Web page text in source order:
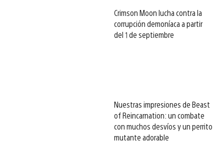
Crimson Moon lucha contra la
corrupción demoníaca a partir
del 1 de septiembre
Nuestras impresiones de Beast
of Reincarnation: un combate
con muchos desvíos y un perrito
mutante adorable